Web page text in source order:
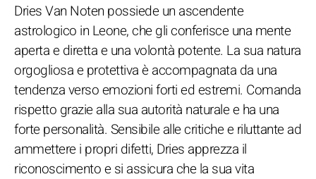
Dries Van Noten possiede un ascendente
astrologico in Leone, che gli conferisce una mente
aperta e diretta e una volontà potente. La sua natura
orgogliosa e protettiva è accompagnata da una
tendenza verso emozioni forti ed estremi. Comanda
rispetto grazie alla sua autorità naturale e ha una
forte personalità. Sensibile alle critiche e riluttante ad
ammettere i propri difetti, Dries apprezza il
riconoscimento e si assicura che la sua vita